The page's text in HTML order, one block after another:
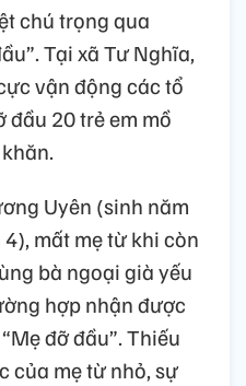
chú trọng qua
Tại xã Tư Nghĩa,
vận động các tổ
đầu 20 trẻ em mồ
Uyên (sinh năm
mất mẹ từ khi còn
bà ngoại già yếu
hợp nhận được
đỡ đầu”. Thiếu
của mẹ từ nhỏ, sự